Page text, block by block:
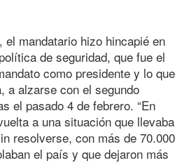
el mandatario hizo hincapié en
de seguridad, que fue el
como presidente y lo que
a alzarse con el segundo
el pasado 4 de febrero. “En
a una situación que llevaba
resolverse, con más de 70.000
el país y que dejaron más